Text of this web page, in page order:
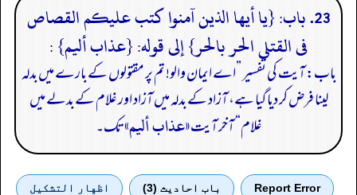
23. باب: {يا أيها الذين آمنوا كتب عليكم القصاص
فى القتلى الحر بالحر} إلى قوله: {عذاب أليم} :
باب: آیت کی تفسیر ”اے ایمان والو! تم پر مقتولوں کے بارے میں بدلہ
لینا فرض کر دیا گیا ہے، آزاد کے بدلہ میں آزاد اور غلام کے بدلے میں
غلام“ آخر آیت«عذاب أليم»تک۔
Report Error باب احادیث (3) اظهار التشكيل